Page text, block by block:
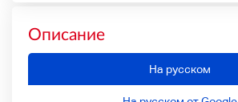
Описание
На русском